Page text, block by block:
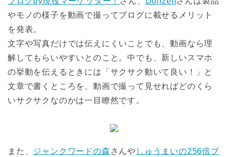
やモノの様子を動画で撮ってブログに載せるメリット
を発表。
文字や写真だけでは伝えにくいことでも、動画なら理
解してもらいやすいとのこと。中でも、新しいスマホ
の挙動を伝えるときには「サクサク動いて良い！」と
文章で書くところを、動画で撮って見せればどのくら
いサクサクなのかは一目瞭然です。
また、 ジャンクワードの森 さんや しゅうまいの256倍ブ